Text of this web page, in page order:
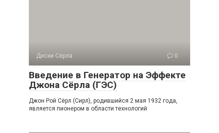
Диски Сёрла 0
Введение в Генератор на Эффекте
Джона Сёрла (ГЭС)
Джон Рой Сёрл (Сирл), родившийся 2 мая 1932 года,
является пионером в области технологий